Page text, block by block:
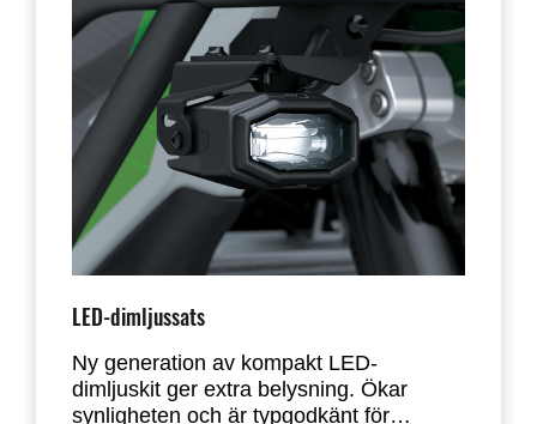
LED-dimljussats
Ny generation av kompakt LED-
dimljuskit ger extra belysning. Ökar
synligheten och är typgodkänt för